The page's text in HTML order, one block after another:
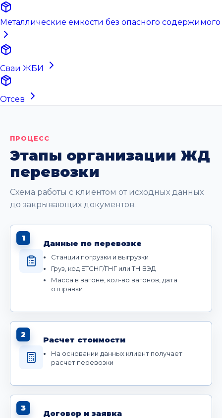
Металлические емкости без опасного содержимого
Сваи ЖБИ
Отсев
ПРОЦЕСС
Этапы организации ЖД
перевозки
Схема работы с клиентом от исходных данных
до закрывающих документов.
1
Данные по перевозке
Станции погрузки и выгрузки
Груз, код ЕТСНГ/ГНГ или ТН ВЭД
Масса в вагоне, кол-во вагонов, дата
отправки
2
Расчет стоимости
На основании данных клиент получает
расчет перевозки
3
Договор и заявка